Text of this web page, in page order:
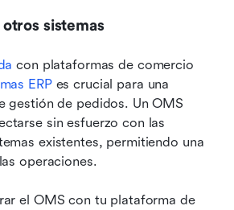
sistemas
con plataformas de comercio
ERP es crucial para una
gestión de pedidos. Un OMS
sin esfuerzo con las
existentes, permitiendo una
operaciones.
el OMS con tu plataforma de